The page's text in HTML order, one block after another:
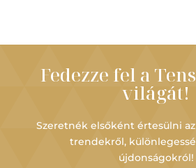
Fedezze fel a
világát!
Szeretnék elsőként értesülni
trendekről,
újdonságokról!